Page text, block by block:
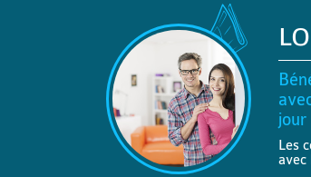
jour
Les
avec